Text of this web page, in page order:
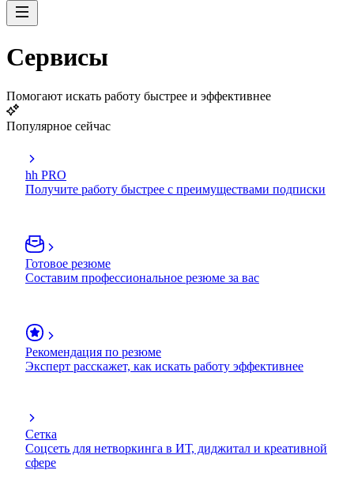
Сервисы
Помогают искать работу быстрее и эффективнее
Популярное сейчас
hh PRO
Получите работу быстрее с преимуществами подписки
Готовое резюме
Составим профессиональное резюме за вас
Рекомендация по резюме
Эксперт расскажет, как искать работу эффективнее
Сетка
Соцсеть для нетворкинга в ИТ, диджитал и креативной
сфере